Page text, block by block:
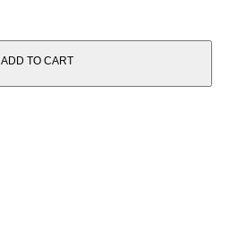
ADD TO CART